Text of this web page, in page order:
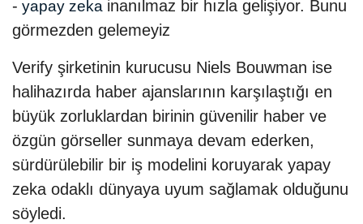
- yapay zeka inanılmaz bir hızla gelişiyor. Bunu
görmezden gelemeyiz
Verify şirketinin kurucusu Niels Bouwman ise
halihazırda haber ajanslarının karşılaştığı en
büyük zorluklardan birinin güvenilir haber ve
özgün görseller sunmaya devam ederken,
sürdürülebilir bir iş modelini koruyarak yapay
zeka odaklı dünyaya uyum sağlamak olduğunu
söyledi.